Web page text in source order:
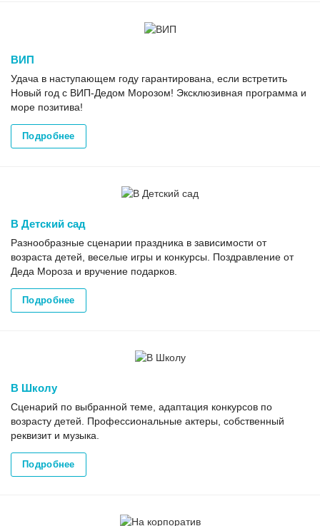
ВИП
Удача в наступающем году гарантирована, если встретить
Новый год с ВИП-Дедом Морозом! Эксклюзивная программа и
море позитива!
Подробнее
В Детский сад
Разнообразные сценарии праздника в зависимости от
возраста детей, веселые игры и конкурсы. Поздравление от
Деда Мороза и вручение подарков.
Подробнее
В Школу
Сценарий по выбранной теме, адаптация конкурсов по
возрасту детей. Профессиональные актеры, собственный
реквизит и музыка.
Подробнее